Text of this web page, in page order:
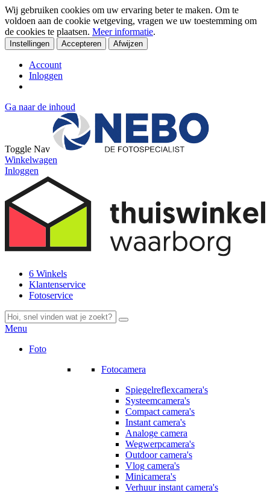
Wij gebruiken cookies om uw ervaring beter te maken. Om te
voldoen aan de cookie wetgeving, vragen we uw toestemming om
de cookies te plaatsen. Meer informatie.
Instellingen Accepteren Afwijzen
Account
Inloggen
Ga naar de inhoud
Toggle Nav
Winkelwagen
Inloggen
6 Winkels
Klantenservice
Fotoservice
Menu
Foto
Fotocamera
Spiegelreflexcamera's
Systeemcamera's
Compact camera's
Instant camera's
Analoge camera
Wegwerpcamera's
Outdoor camera's
Vlog camera's
Minicamera's
Verhuur instant camera's